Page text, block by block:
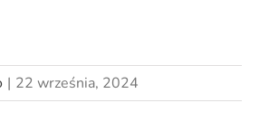
| 22 września, 2024